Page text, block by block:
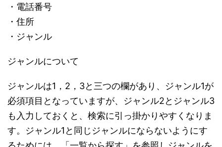
・電話番号
・住所
・ジャンル
ジャンルについて
ジャンルは1，2，3と三つの欄があり、ジャンル1が
必須項目となっていますが、ジャンル2とジャンル3
も入力しておくと、検索に引っ掛かりやすくなりま
す。ジャンル1と同じジャンルにならないようにす